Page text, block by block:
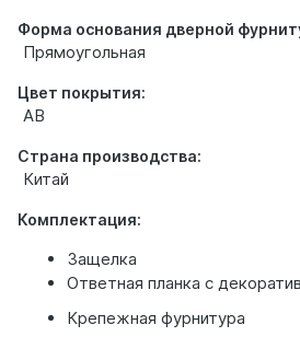
Форма основания дверной
Прямоугольная
Цвет покрытия:
AB
Страна производства:
Китай
Комплектация:
Защелка
Ответная планка с
Крепежная фурнитура